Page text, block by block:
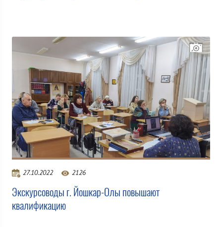
27.10.2022 2126
Экскурсоводы г. Йошкар-Олы повышают
квалификацию